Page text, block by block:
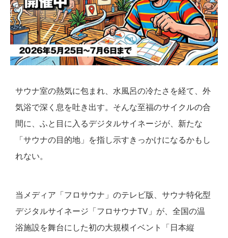
サウナ室の熱気に包まれ、水風呂の冷たさを経て、外
気浴で深く息を吐き出す。そんな至福のサイクルの合
間に、ふと目に入るデジタルサイネージが、新たな
「サウナの目的地」を指し示すきっかけになるかもし
れない。
当メディア「フロサウナ」のテレビ版、サウナ特化型
デジタルサイネージ「フロサウナTV」が、全国の温
浴施設を舞台にした初の大規模イベント「日本縦